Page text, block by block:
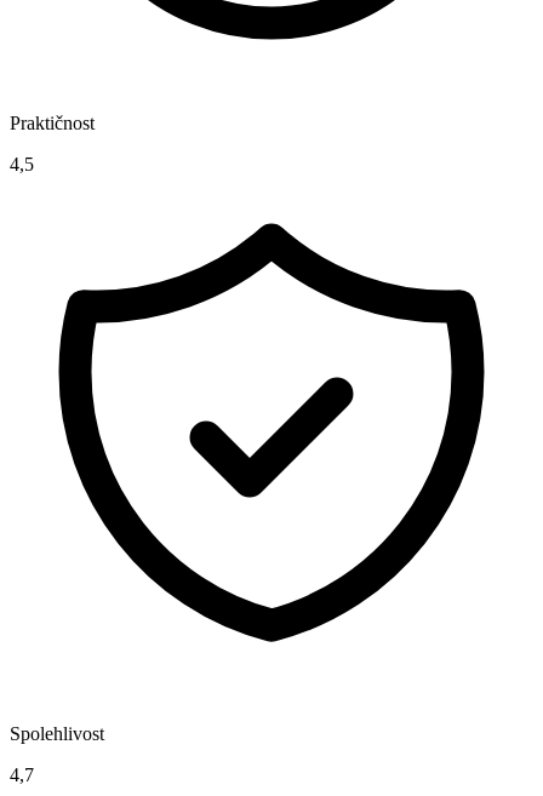
Praktičnost
4,5
Spolehlivost
4,7